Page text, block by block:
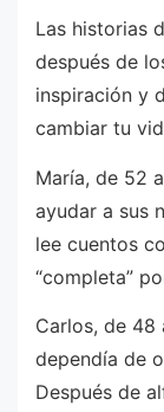
Las historias
después de
inspiración y
cambiar tu
María, de 52
ayudar a sus
lee cuentos
“completa”
Carlos, de 48
dependía de
Después de